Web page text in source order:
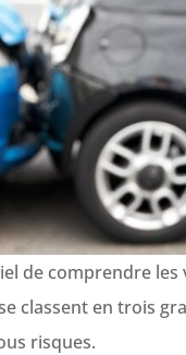
de comprendre les
classent en trois
risques.